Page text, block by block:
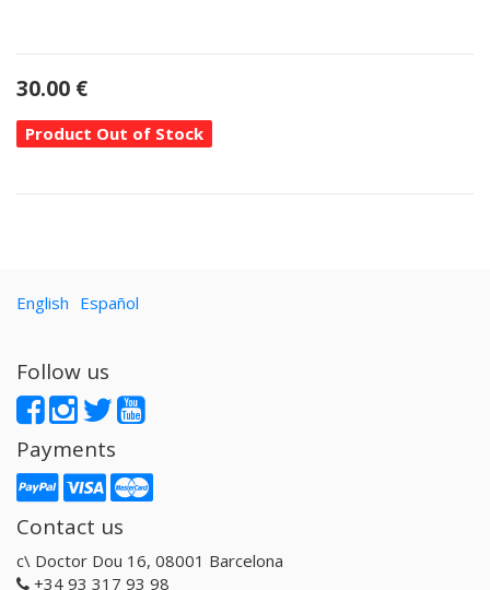
30.00 €
Product Out of Stock
English Español
Follow us
Payments
Contact us
c\ Doctor Dou 16, 08001 Barcelona
+34 93 317 93 98